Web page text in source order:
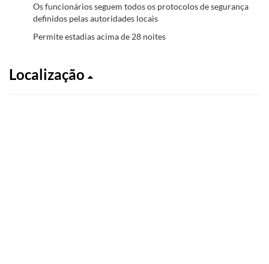
Os funcionários seguem todos os protocolos de segurança
definidos pelas autoridades locais
Permite estadias acima de 28 noites
Localização